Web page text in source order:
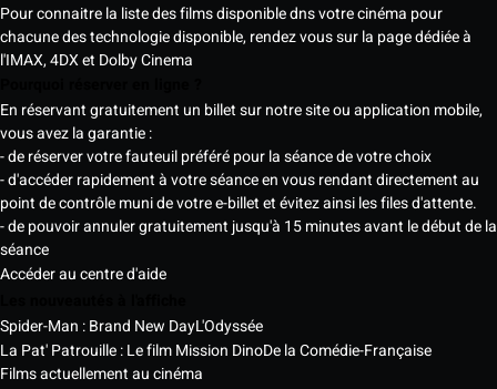
Pour connaitre la liste des films disponible dns votre cinéma pour
chacune des technologie disponible, rendez vous sur la page dédiée à
l'IMAX, 4DX et Dolby Cinema
En réservant gratuitement un billet sur notre site ou application mobile,
vous avez la garantie :
- de réserver votre fauteuil préféré pour la séance de votre choix
- d'accéder rapidement à votre séance en vous rendant directement au
point de contrôle muni de votre e-billet et évitez ainsi les files d'attente.
- de pouvoir annuler gratuitement jusqu'à 15 minutes avant le début de la
séance
Accéder au centre d'aide
Spider-Man : Brand New DayL'Odyssée
La Pat' Patrouille : Le film Mission DinoDe la Comédie-Française
Films actuellement au cinéma